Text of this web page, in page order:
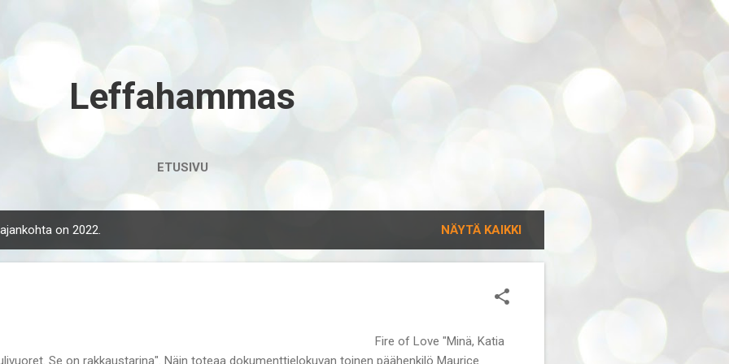
Leffahammas
ETUSIVU
on 2022. NÄYTÄ KAIKKI
of Love "Minä, Katia
Se on rakkaustarina". Näin toteaa dokumenttielokuvan toinen päähenkilö Maurice